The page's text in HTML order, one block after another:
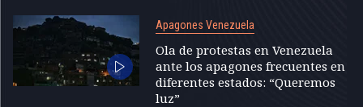
Apagones Venezuela
Ola de protestas en Venezuela
ante los apagones frecuentes en
diferentes estados: “Queremos
luz”